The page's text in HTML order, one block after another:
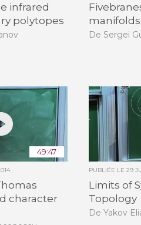
infrared
polytopes
manifolds
De Sergei
49:47
character
PUBLIÉE LE29
Limits of
Topology
De Yakov